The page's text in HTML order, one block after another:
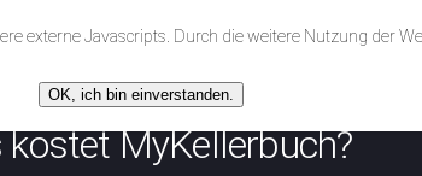
Wieviel? Wie? Wir
kostet MyKellerbuch?
externe Javascripts. Durch die weitere Nutzung der
OK, ich bin einverstanden.